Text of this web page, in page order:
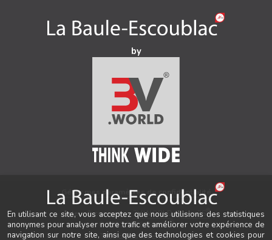
by
Gérer mes paramètres de confidentialité
Auteur & conception 3V.WORLD&New3S ®
© 2021-2026 New3S®
Tous droits réservés.
En utilisant ce site, vous acceptez que nous utilisions des statistiques
anonymes pour analyser notre trafic et améliorer votre expérience de
navigation sur notre site, ainsi que des technologies et cookies pour